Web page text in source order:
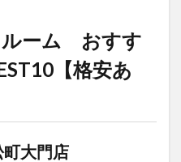
ルーム おすす
【格安あ
大門店